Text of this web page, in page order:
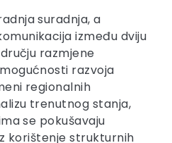
suradnja, a
između dviju
razmjene
razvoja
regionalnih
trenutnog stanja,
se pokušavaju
korištenje strukturnih